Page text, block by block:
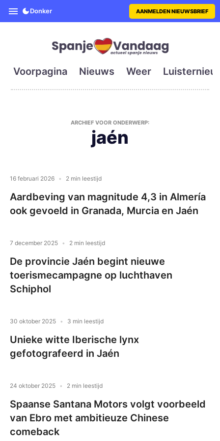
SpanjeVandaag is de eerste
Donker AANMELDEN NIEUWSBRIEF
Voorpagina Nieuws Weer
ARCHIEF VOOR ONDERWERP:
jaén
16 februari 2026 2 min leestijd
Aardbeving van magnitude 4,3 in Almería
ook gevoeld in Granada, Murcia en Jaén
7 december 2025 2 min leestijd
De provincie Jaén begint nieuwe
toerismecampagne op luchthaven
Schiphol
30 oktober 2025 3 min leestijd
Unieke witte Iberische lynx
gefotografeerd in Jaén
24 oktober 2025 2 min leestijd
Spaanse Santana Motors volgt voorbeeld
van Ebro met ambitieuze Chinese
comeback